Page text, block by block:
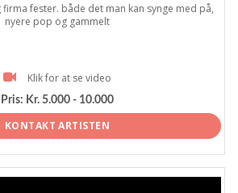
fester. både det man kan synge med på,
nyere pop og gammelt
Klik for at se video
Pris: Kr. 5.000 - 10.000
KONTAKT ARTISTEN